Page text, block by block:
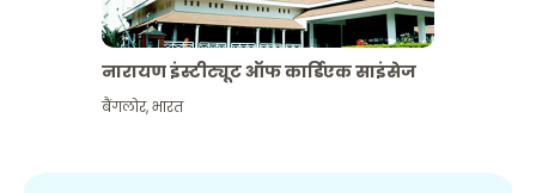
नारायण इंस्टीट्यूट ऑफ कार्डिएक साइंसेज
बैंगलोर,भारत